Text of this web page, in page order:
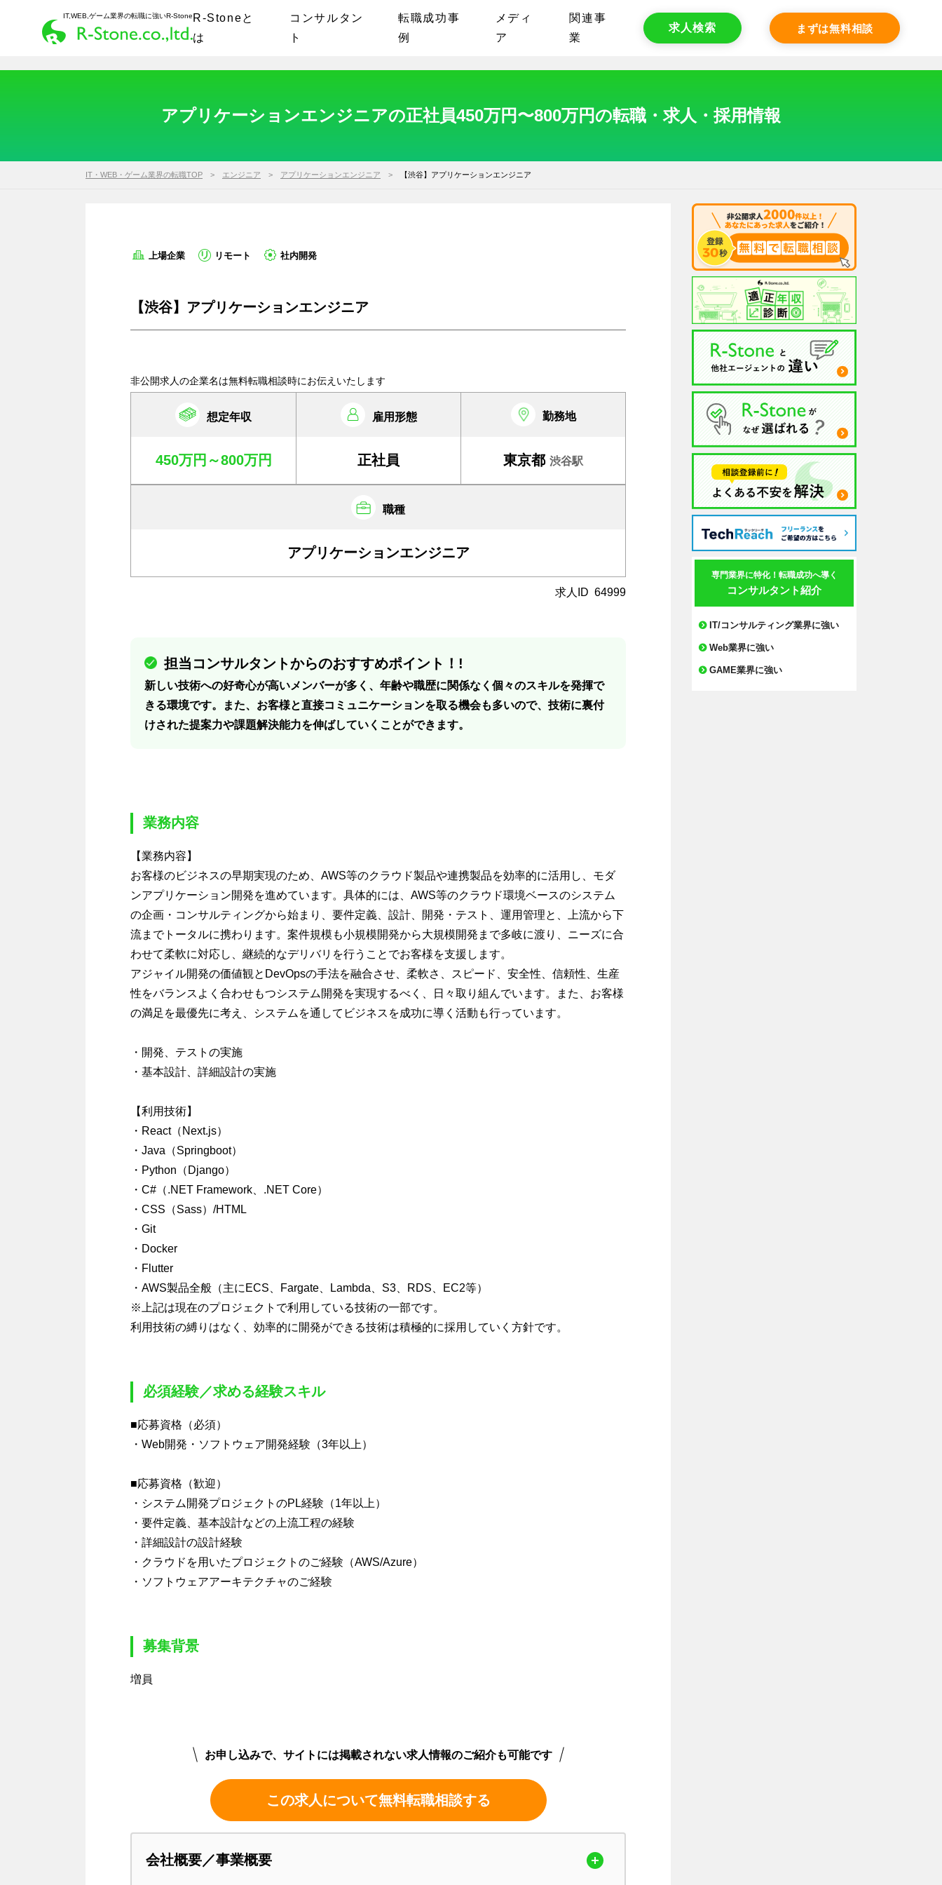
IT,WEB,ゲーム業界の転職に強いR-Stone R-Stoneと
は
コンサルタン
ト
転職成功事
例
メディ
ア
関連事
業
求人検索 まずは無料相談
アプリケーションエンジニアの正社員450万円〜800万円の転職・求人・採用情報
IT・WEB・ゲーム業界の転職TOP エンジニア アプリケーションエンジニア 【渋谷】アプリケーションエンジニア
上場企業 リモート 社内開発
【渋谷】アプリケーションエンジニア
非公開求人の企業名は無料転職相談時にお伝えいたします
想定年収 雇用形態 勤務地
450万円～800万円 正社員 東京都 渋谷駅
職種
アプリケーションエンジニア
求人ID 64999
担当コンサルタントからのおすすめポイント！!
新しい技術への好奇心が高いメンバーが多く、年齢や職歴に関係なく個々のスキルを発揮で
きる環境です。また、お客様と直接コミュニケーションを取る機会も多いので、技術に裏付
けされた提案力や課題解決能力を伸ばしていくことができます。
業務内容
【業務内容】
お客様のビジネスの早期実現のため、AWS等のクラウド製品や連携製品を効率的に活用し、モダ
ンアプリケーション開発を進めています。具体的には、AWS等のクラウド環境ベースのシステム
の企画・コンサルティングから始まり、要件定義、設計、開発・テスト、運用管理と、上流から下
流までトータルに携わります。案件規模も小規模開発から大規模開発まで多岐に渡り、ニーズに合
わせて柔軟に対応し、継続的なデリバリを行うことでお客様を支援します。
アジャイル開発の価値観とDevOpsの手法を融合させ、柔軟さ、スピード、安全性、信頼性、生産
性をバランスよく合わせもつシステム開発を実現するべく、日々取り組んでいます。また、お客様
の満足を最優先に考え、システムを通してビジネスを成功に導く活動も行っています。
・開発、テストの実施
・基本設計、詳細設計の実施
【利用技術】
・React（Next.js）
・Java（Springboot）
・Python（Django）
・C#（.NET Framework、.NET Core）
・CSS（Sass）/HTML
・Git
・Docker
・Flutter
・AWS製品全般（主にECS、Fargate、Lambda、S3、RDS、EC2等）
※上記は現在のプロジェクトで利用している技術の一部です。
利用技術の縛りはなく、効率的に開発ができる技術は積極的に採用していく方針です。
必須経験／求める経験スキル
■応募資格（必須）
・Web開発・ソフトウェア開発経験（3年以上）
■応募資格（歓迎）
・システム開発プロジェクトのPL経験（1年以上）
・要件定義、基本設計などの上流工程の経験
・詳細設計の設計経験
・クラウドを用いたプロジェクトのご経験（AWS/Azure）
・ソフトウェアアーキテクチャのご経験
募集背景
増員
お申し込みで、サイトには掲載されない求人情報のご紹介も可能です
この求人について無料転職相談する
会社概要／事業概要
専門業界に特化！転職成功へ導く
コンサルタント紹介
IT/コンサルティング業界に強い
Web業界に強い
GAME業界に強い